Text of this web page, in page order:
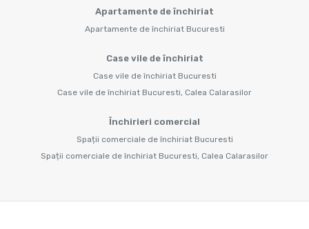
Apartamente de închiriat
Apartamente de închiriat Bucuresti
Case vile de închiriat
Case vile de închiriat Bucuresti
Case vile de închiriat Bucuresti, Calea Calarasilor
Închirieri comercial
Spații comerciale de închiriat Bucuresti
Spații comerciale de închiriat Bucuresti, Calea Calarasilor